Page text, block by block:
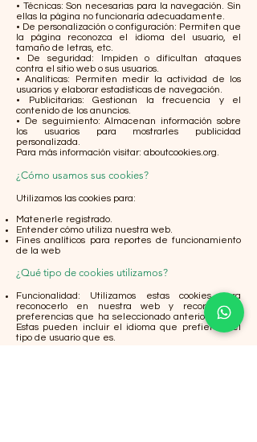
• Técnicas: Son necesarias para la navegación. Sin
ellas la página no funcionaría adecuadamente.
• De personalización o configuración: Permiten que
la página reconozca el idioma del usuario, el
tamaño de letras, etc.
• De seguridad: Impiden o dificultan ataques
contra el sitio web o sus usuarios.
• Analíticas: Permiten medir la actividad de los
usuarios y elaborar estadísticas de navegación.
• Publicitarias: Gestionan la frecuencia y el
contenido de los anuncios.
• De seguimiento: Almacenan información sobre
los usuarios para mostrarles publicidad
personalizada.
Para más información visitar: aboutcookies.org.
¿Cómo usamos sus cookies?
Utilizamos las cookies para:
Matenerle registrado.
Entender cómo utiliza nuestra web.
Fines analíticos para reportes de funcionamiento
de la web
¿Qué tipo de cookies utilizamos?
Funcionalidad: Utilizamos estas cookies para
reconocerlo en nuestra web y recordar las
preferencias que ha seleccionado anteriormente.
Estas pueden incluir el idioma que prefiere y el
tipo de usuario que es.